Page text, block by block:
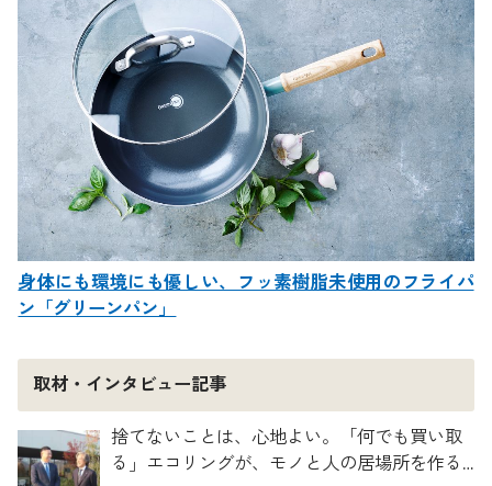
身体にも環境にも優しい、フッ素樹脂未使用のフライパ
ン「グリーンパン」
取材・インタビュー記事
捨てないことは、心地よい。「何でも買い取
る」エコリングが、モノと人の居場所を作る